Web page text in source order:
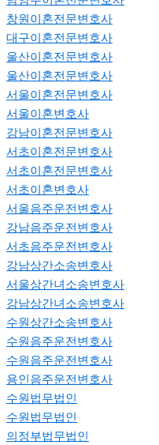
창원이혼전문변호사
대구이혼전문변호사
울산이혼전문변호사
울산이혼전문변호사
서울이혼전문변호사
서울이혼변호사
강남이혼전문변호사
서초이혼전문변호사
서초이혼전문변호사
서초이혼변호사
서울음주운전변호사
강남음주운전변호사
서초음주운전변호사
강남상간소송변호사
서울상간녀소송변호사
강남상간녀소송변호사
수원상간소송변호사
수원음주운전변호사
수원음주운전변호사
용인음주운전변호사
수원법무법인
수원법무법인
의정부법무법인